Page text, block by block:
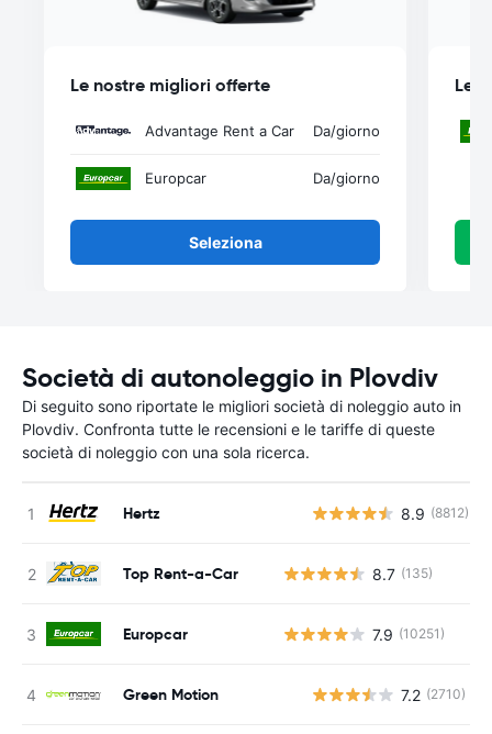
Le nostre migliori offerte
Advantage Rent a Car Da/giorno
Europcar Da/giorno
Seleziona
Le
Società di autonoleggio in Plovdiv
Di seguito sono riportate le migliori società di noleggio auto in
Plovdiv. Confronta tutte le recensioni e le tariffe di queste
società di noleggio con una sola ricerca.
Hertz 8.9 (8812)
Top Rent-a-Car 8.7 (135)
Europcar 7.9 (10251)
Green Motion 7.2 (2710)